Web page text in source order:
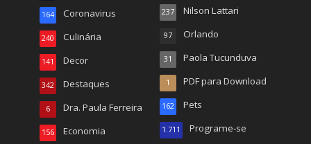
Coronavirus
164
Culinária
240
Decor
141
Destaques
342
Dra. Paula Ferreira
6
Economia
156
Nilson Lattari
237
Orlando
97
Paola Tucunduva
31
PDF para Download
1
Pets
162
Programe-se
1.711